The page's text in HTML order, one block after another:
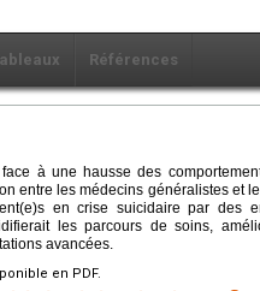
Références
à une hausse des
entre les médecins généralistes et
en crise suicidaire par des
les parcours de soins,
avancées.
en PDF.